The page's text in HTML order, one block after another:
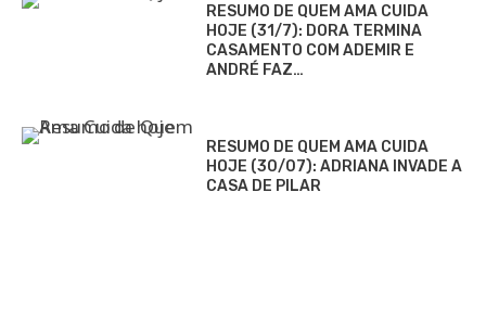
RESUMO DE QUEM AMA CUIDA
HOJE (31/7): DORA TERMINA
CASAMENTO COM ADEMIR E
ANDRÉ FAZ…
RESUMO DE QUEM AMA CUIDA
HOJE (30/07): ADRIANA INVADE A
CASA DE PILAR